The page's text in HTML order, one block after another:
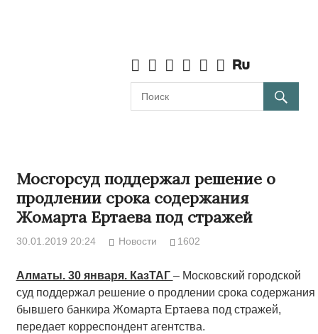
Мосгорсуд поддержал решение о
продлении срока содержания
Жомарта Ертаева под стражей
30.01.2019 20:24 Новости 1602
Алматы. 30 января. КазТАГ – Московский городской
суд поддержал решение о продлении срока содержания
бывшего банкира Жомарта Ертаева под стражей,
передает корреспондент агентства.